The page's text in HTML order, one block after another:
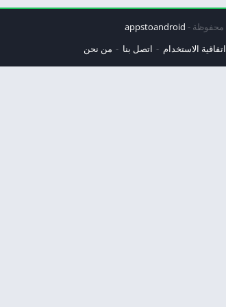
appstoandroid
اتفاقية الاستخدام اتصل بنا من نحن